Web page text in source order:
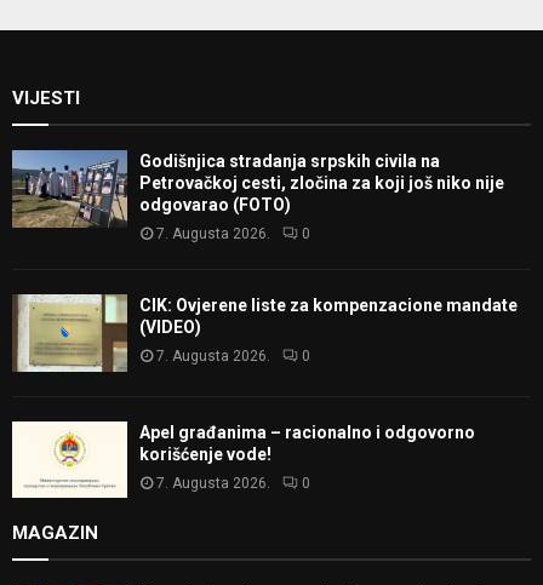
VIJESTI
Godišnjica stradanja srpskih civila na
Petrovačkoj cesti, zločina za koji još niko nije
odgovarao (FOTO)
7. Augusta 2026. 0
CIK: Ovjerene liste za kompenzacione mandate
(VIDEO)
7. Augusta 2026. 0
Apel građanima – racionalno i odgovorno
korišćenje vode!
7. Augusta 2026. 0
MAGAZIN